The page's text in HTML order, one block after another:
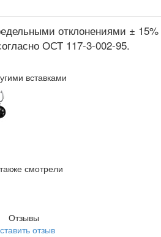
отклонениями ± 15%
ОСТ 117-3-002-95.
вставками
смотрели
Отзывы
отзыв